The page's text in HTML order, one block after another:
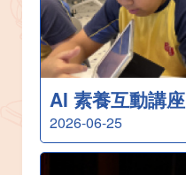
AI 素養互動講座
2026-06-25